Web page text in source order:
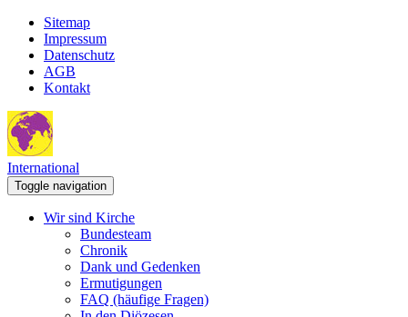
Sitemap
Impressum
Datenschutz
AGB
Kontakt
International
Toggle navigation
Wir sind Kirche
Bundesteam
Chronik
Dank und Gedenken
Ermutigungen
FAQ (häufige Fragen)